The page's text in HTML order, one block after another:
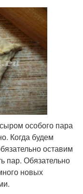
особого пара
Когда будем
оставим
пар. Обязательно
новых